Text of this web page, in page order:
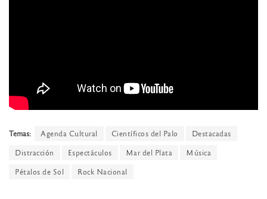
Temas: Agenda Cultural Científicos del Palo
Destacadas
Distracción
Espectáculos Mar del Plata
Música
Pétalos de Sol
Rock Nacional